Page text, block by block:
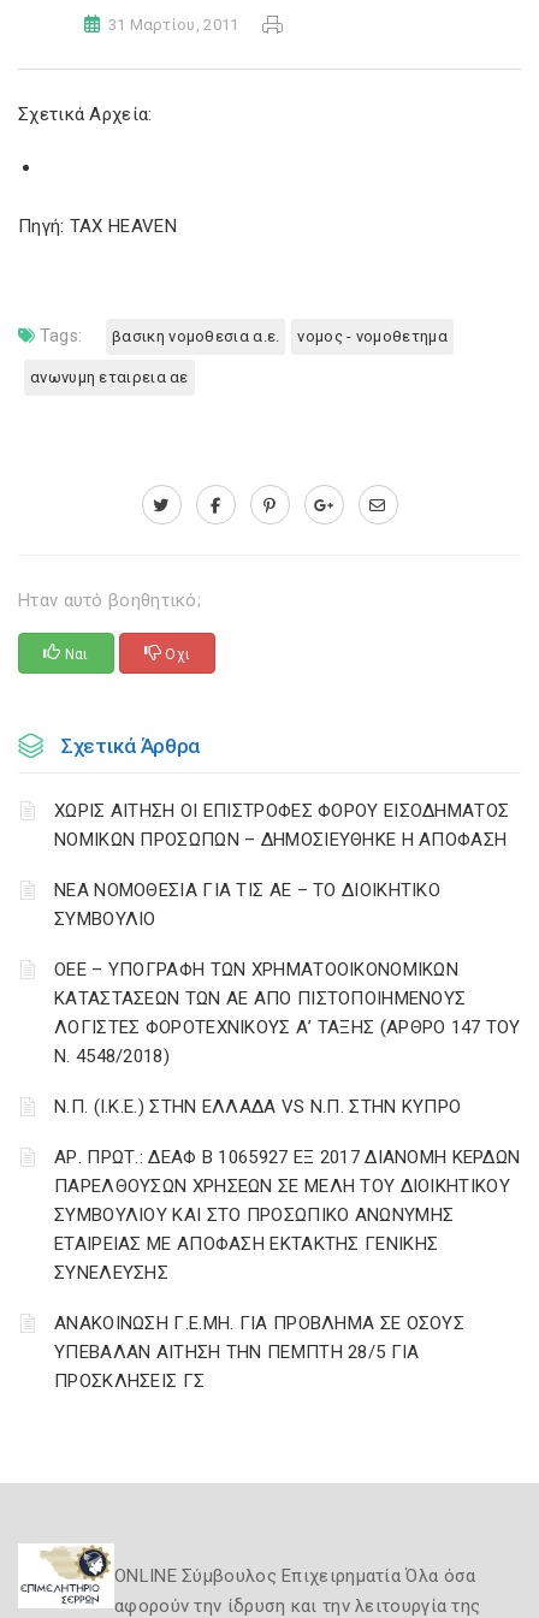
31 Μαρτίου, 2011
Σχετικά Αρχεία:
Πηγή: TAX HEAVEN
Tags: βασικη νομοθεσια α.ε. νομος - νομοθετημα
ανωνυμη εταιρεια αε
Ηταν αυτό βοηθητικό;
Ναι Οχι
Σχετικά Άρθρα
ΧΩΡΙΣ ΑΙΤΗΣΗ ΟΙ ΕΠΙΣΤΡΟΦΕΣ ΦΟΡΟΥ ΕΙΣΟΔΗΜΑΤΟΣ
ΝΟΜΙΚΩΝ ΠΡΟΣΩΠΩΝ – ΔΗΜΟΣΙΕΥΘΗΚΕ Η ΑΠΟΦΑΣΗ
ΝΕΑ ΝΟΜΟΘΕΣΙΑ ΓΙΑ ΤΙΣ ΑΕ – ΤΟ ΔΙΟΙΚΗΤΙΚΟ
ΣΥΜΒΟΥΛΙΟ
ΟΕΕ – ΥΠΟΓΡΑΦΗ ΤΩΝ ΧΡΗΜΑΤΟΟΙΚΟΝΟΜΙΚΩΝ
ΚΑΤΑΣΤΑΣΕΩΝ ΤΩΝ ΑΕ ΑΠΟ ΠΙΣΤΟΠΟΙΗΜΕΝΟΥΣ
ΛΟΓΙΣΤΕΣ ΦΟΡΟΤΕΧΝΙΚΟΥΣ Α’ ΤΑΞΗΣ (ΑΡΘΡΟ 147 ΤΟΥ
Ν. 4548/2018)
Ν.Π. (Ι.Κ.Ε.) ΣΤΗΝ ΕΛΛΑΔΑ VS Ν.Π. ΣΤΗΝ ΚΥΠΡΟ
ΑΡ. ΠΡΩΤ.: ΔΕΑΦ Β 1065927 ΕΞ 2017 ΔΙΑΝΟΜΗ ΚΕΡΔΩΝ
ΠΑΡΕΛΘΟΥΣΩΝ ΧΡΗΣΕΩΝ ΣΕ ΜΕΛΗ ΤΟΥ ΔΙΟΙΚΗΤΙΚΟΥ
ΣΥΜΒΟΥΛΙΟΥ ΚΑΙ ΣΤΟ ΠΡΟΣΩΠΙΚΟ ΑΝΩΝΥΜΗΣ
ΕΤΑΙΡΕΙΑΣ ΜΕ ΑΠΟΦΑΣΗ ΕΚΤΑΚΤΗΣ ΓΕΝΙΚΗΣ
ΣΥΝΕΛΕΥΣΗΣ
ΑΝΑΚΟΙΝΩΣΗ Γ.Ε.ΜΗ. ΓΙΑ ΠΡΟΒΛΗΜΑ ΣΕ ΟΣΟΥΣ
ΥΠΕΒΑΛΑΝ ΑΙΤΗΣΗ ΤΗΝ ΠΕΜΠΤΗ 28/5 ΓΙΑ
ΠΡΟΣΚΛΗΣΕΙΣ ΓΣ
ONLINE Σύμβουλος Επιχειρηματία Όλα όσα
αφορούν την ίδρυση και την λειτουργία της